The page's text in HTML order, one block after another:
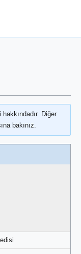
Diğer
bakınız.